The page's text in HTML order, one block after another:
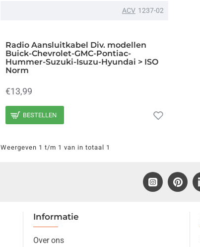
ACV 1237-02
Radio Aansluitkabel Div. modellen
Buick-Chevrolet-GMC-Pontiac-
Hummer-Suzuki-Isuzu-Hyundai > ISO
Norm
€13,99
BESTELLEN
Weergeven 1 t/m 1 van in totaal 1
Informatie
Over ons